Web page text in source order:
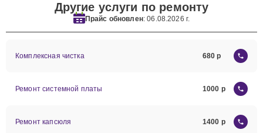
Другие услуги по ремонту
Прайс обновлен: 06.08.2026 г.
Комплексная чистка 680
Ремонт системной платы 1000
Ремонт капсюля 1400